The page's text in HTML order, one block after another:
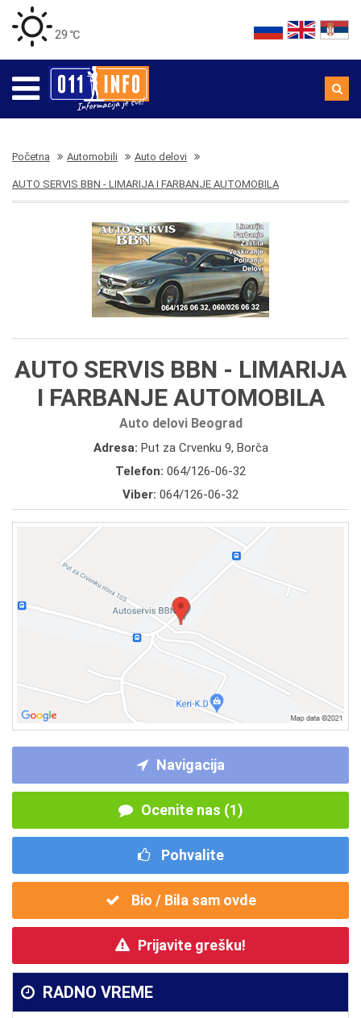
29 ℃
Početna Automobili Auto delovi
AUTO SERVIS BBN - LIMARIJA I FARBANJE AUTOMOBILA
AUTO SERVIS BBN - LIMARIJA
I FARBANJE AUTOMOBILA
Auto delovi Beograd
Adresa: Put za Crvenku 9, Borča
Telefon: 064/126-06-32
Viber: 064/126-06-32
Navigacija
Ocenite nas (1)
Pohvalite
Bio / Bila sam ovde
Prijavite grešku!
RADNO VREME